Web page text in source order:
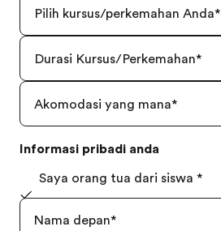
Pilih kursus/perkemahan Anda*
Durasi Kursus/Perkemahan*
Akomodasi yang mana*
Informasi pribadi anda
Saya orang tua dari siswa *
Nama depan*